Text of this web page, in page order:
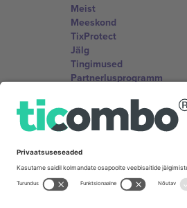
Meist
Meeskond
TixProtect
Jälg
Tingimused
Partnerlusprogramm
Kontorid ja tugi